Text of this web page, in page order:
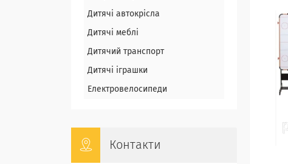
Дитячі автокрісла
Дитячі меблі
Дитячий транспорт
Дитячі іграшки
Електровелосипеди
Контакти